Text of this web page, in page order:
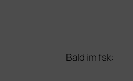
Bald im fsk: